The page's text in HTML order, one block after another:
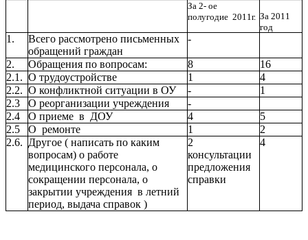
За 2- ое
полугодие 2011г. За 2011
год
1.
Всего рассмотрено письменных
обращений граждан
-
2. Обращения по вопросам: 8
16
2.1. О трудоустройстве 1
4
2.2. О конфликтной ситуации в ОУ -
1
2.3
О реорганизации учреждения
-
2.4
О приеме в ДОУ 4
5
2.5
О ремонте 1
2
2.6. Другое ( написать по каким
вопросам) о работе
медицинского персонала, о
сокращении персонала, о
закрытии учреждения в летний
период, выдача справок )
2
консультации
предложения
справки
4